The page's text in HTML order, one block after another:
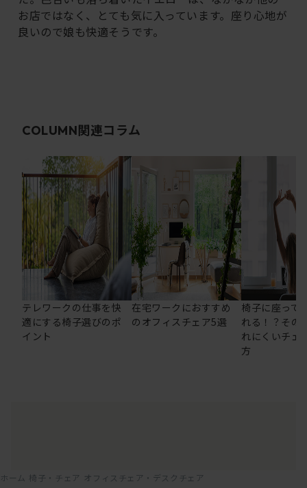
お店ではなく、とても気に入っています。座り心地が
良いので娘も快適そうです。
COLUMN関連コラム
テレワークの仕事を快
適にする椅子選びのポ
イント
在宅ワークにおすすめ
のオフィスチェア5選
椅子に座って
れる！？その
れにくいチェ
方
ホーム 椅子・チェア オフィスチェア・デスクチェア